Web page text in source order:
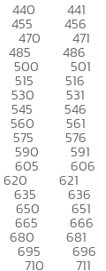
440 441
455 456
470 471
485 486
500 501
515 516
530 531
545 546
560 561
575 576
590 591
605 606
620 621
635 636
650 651
665 666
680 681
695 696
710 711